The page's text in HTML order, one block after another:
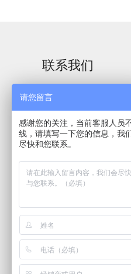
Aurora-3/F3极智版
实验室洗瓶机
Aurora-2实验室洗
F系列
联系我们
0571-
邮箱
地址
杭州市临安区青
请您留言
感谢您的关注，当前客服人员
线，请填写一下您的信息，我
尽快和您联系。